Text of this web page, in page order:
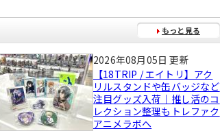
もっと見る
2026年08月05日 更新
【18TRIP / エイトリ】アク
リルスタンドや缶バッジなど
注目グッズ入荷｜推し活のコ
レクション整理もトレファク
アニメラボへ